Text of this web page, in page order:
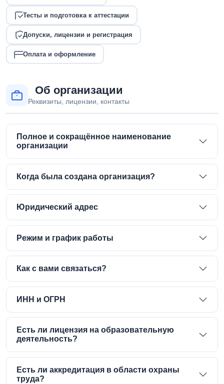
Тесты и подготовка к аттестации
Допуски, лицензии и регистрация
Оплата и оформление
Об организации
Реквизиты, лицензии, контакты
Полное и сокращённое наименование
организации
Когда была создана организация?
Юридический адрес
Режим и график работы
Как с вами связаться?
ИНН и ОГРН
Есть ли лицензия на образовательную
деятельность?
Есть ли аккредитация в области охраны
труда?